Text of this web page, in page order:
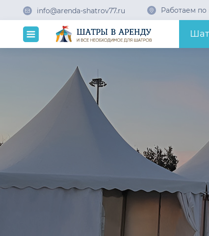
info@arenda-shatrov77.ru Работаем